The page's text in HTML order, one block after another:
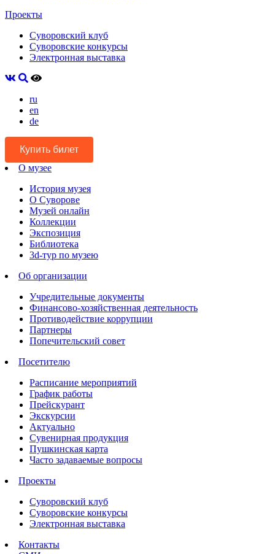
Проекты
Суворовский клуб
Суворовские конкурсы
Электронная выставка
ru
en
de
Купить билет
О музее
История музея
О Суворове
Музей онлайн
Коллекции
Экспозиция
Библиотека
3d-тур по музею
Об организации
Учредительные документы
Финансово-хозяйственная деятельность
Противодействие коррупции
Партнеры
Попечительский совет
Посетителю
Расписание мероприятий
График работы
Прейскурант
Экскурсии
Актуально
Сувенирная продукция
Пушкинская карта
Часто задаваемые вопросы
Проекты
Суворовский клуб
Суворовские конкурсы
Электронная выставка
Контакты